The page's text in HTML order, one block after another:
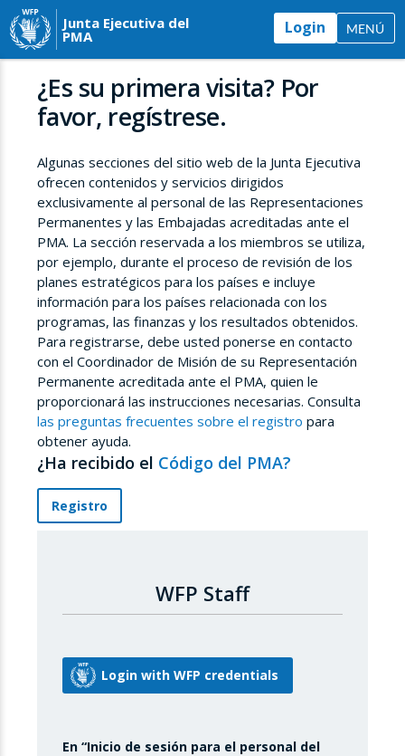
Junta Ejecutiva del
PMA Login MENÚ
¿Es su primera visita? Por
favor, regístrese.
Algunas secciones del sitio web de la Junta Ejecutiva
ofrecen contenidos y servicios dirigidos
exclusivamente al personal de las Representaciones
Permanentes y las Embajadas acreditadas ante el
PMA. La sección reservada a los miembros se utiliza,
por ejemplo, durante el proceso de revisión de los
planes estratégicos para los países e incluye
información para los países relacionada con los
programas, las finanzas y los resultados obtenidos.
Para registrarse, debe usted ponerse en contacto
con el Coordinador de Misión de su Representación
Permanente acreditada ante el PMA, quien le
proporcionará las instrucciones necesarias. Consulta
las preguntas frecuentes sobre el registro para
obtener ayuda.
¿Ha recibido el Código del PMA?
Registro
WFP Staff
En “Inicio de sesión para el personal del